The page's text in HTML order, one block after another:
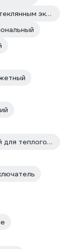
Терморегулятор для теплого пола со стеклянным экраном
Терморегулятор стеклянный сенсорный для теплого пола